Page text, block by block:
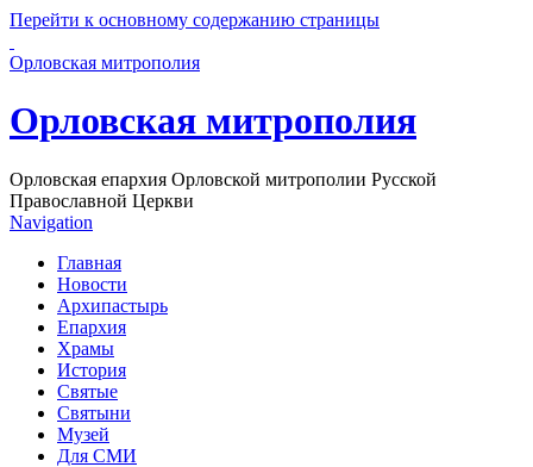
Перейти к основному содержанию страницы
Орловская митрополия
Орловская митрополия
Орловская епархия Орловской митрополии Русской
Православной Церкви
Navigation
Главная
Новости
Архипастырь
Епархия
Храмы
История
Святые
Святыни
Музей
Для СМИ